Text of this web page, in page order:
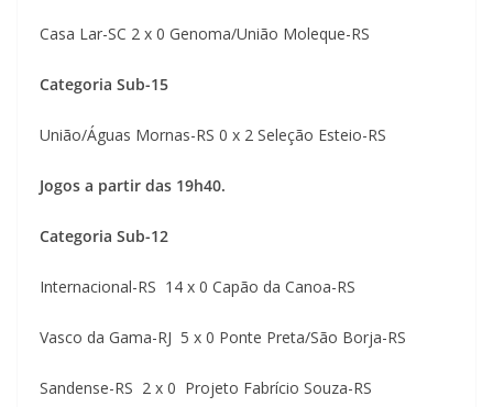
Casa Lar-SC 2 x 0 Genoma/União Moleque-RS
Categoria Sub-15
União/Águas Mornas-RS 0 x 2 Seleção Esteio-RS
Jogos a partir das 19h40.
Categoria Sub-12
Internacional-RS 14 x 0 Capão da Canoa-RS
Vasco da Gama-RJ 5 x 0 Ponte Preta/São Borja-RS
Sandense-RS 2 x 0 Projeto Fabrício Souza-RS